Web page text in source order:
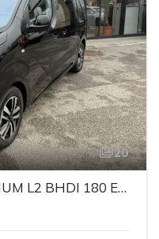
20
PEUGEOT Traveller PREMIUM L2 BHDI 180 EAT8 *AHK*